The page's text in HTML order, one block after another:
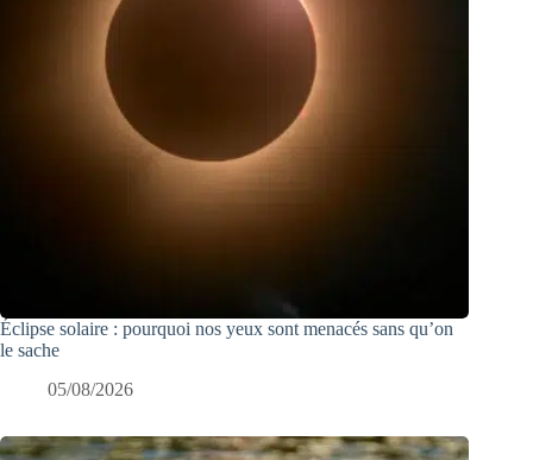
Éclipse solaire : pourquoi nos yeux sont menacés sans qu’on
le sache
05/08/2026